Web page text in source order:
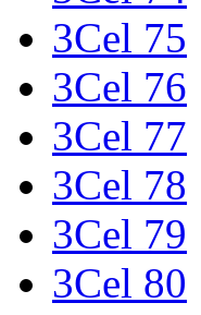
3Cel 75
3Cel 76
3Cel 77
3Cel 78
3Cel 79
3Cel 80